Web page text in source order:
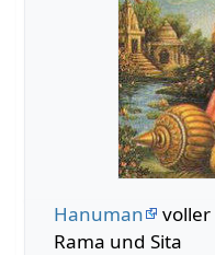
Hanuman voller
Rama und Sita